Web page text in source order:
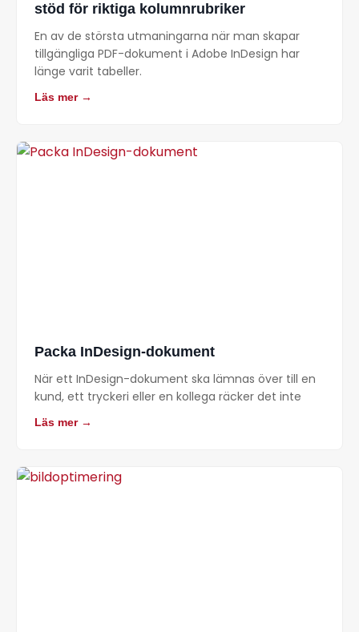
stöd för riktiga kolumnrubriker
En av de största utmaningarna när man skapar
tillgängliga PDF-dokument i Adobe InDesign har
länge varit tabeller.
Läs mer →
Packa InDesign-dokument
När ett InDesign-dokument ska lämnas över till en
kund, ett tryckeri eller en kollega räcker det inte
Läs mer →